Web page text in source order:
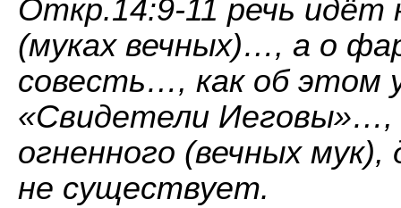
Откр.14:9-11 речь идёт
(муках вечных)…, а о
совесть…, как об
«Свидетели Иеговы»…,
огненного (вечных
не существует.